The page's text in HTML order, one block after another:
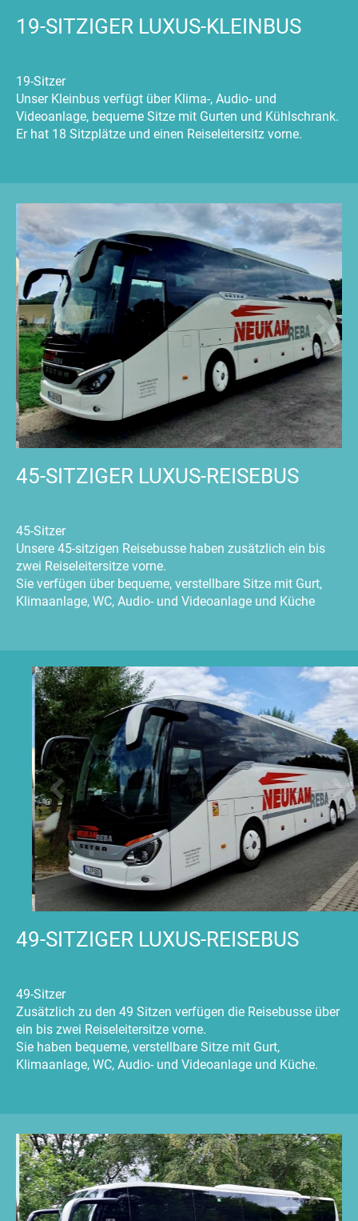
19-SITZIGER LUXUS-KLEINBUS
19-Sitzer
Unser Kleinbus verfügt über Klima-, Audio- und
Videoanlage, bequeme Sitze mit Gurten und Kühlschrank.
Er hat 18 Sitzplätze und einen Reiseleitersitz vorne.
45-SITZIGER LUXUS-REISEBUS
45-Sitzer
Unsere 45-sitzigen Reisebusse haben zusätzlich ein bis
zwei Reiseleitersitze vorne.
Sie verfügen über bequeme, verstellbare Sitze mit Gurt,
Klimaanlage, WC, Audio- und Videoanlage und Küche
49-SITZIGER LUXUS-REISEBUS
49-Sitzer
Zusätzlich zu den 49 Sitzen verfügen die Reisebusse über
ein bis zwei Reiseleitersitze vorne.
Sie haben bequeme, verstellbare Sitze mit Gurt,
Klimaanlage, WC, Audio- und Videoanlage und Küche.